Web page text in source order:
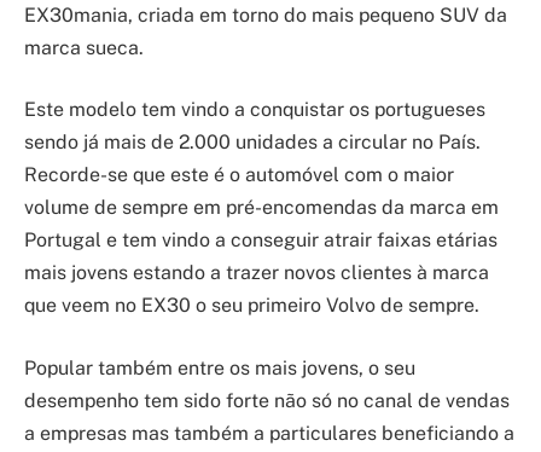
EX30mania, criada em torno do mais pequeno SUV da
marca sueca.
Este modelo tem vindo a conquistar os portugueses
sendo já mais de 2.000 unidades a circular no País.
Recorde-se que este é o automóvel com o maior
volume de sempre em pré-encomendas da marca em
Portugal e tem vindo a conseguir atrair faixas etárias
mais jovens estando a trazer novos clientes à marca
que veem no EX30 o seu primeiro Volvo de sempre.
Popular também entre os mais jovens, o seu
desempenho tem sido forte não só no canal de vendas
a empresas mas também a particulares beneficiando a